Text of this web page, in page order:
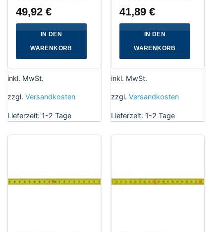
49,92€
IN DEN
WARENKORB
inkl. MwSt.
zzgl. Versandkosten
Lieferzeit: 1-2 Tage
41,89€
IN DEN
WARENKORB
inkl. MwSt.
zzgl. Versandkosten
Lieferzeit: 1-2 Tage